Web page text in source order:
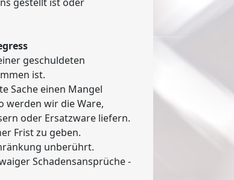
geschuldeten
ist.
Sache einen Mangel
werden wir die Ware,
oder Ersatzware liefern.
Frist zu geben.
unberührt.
Schadensansprüche -